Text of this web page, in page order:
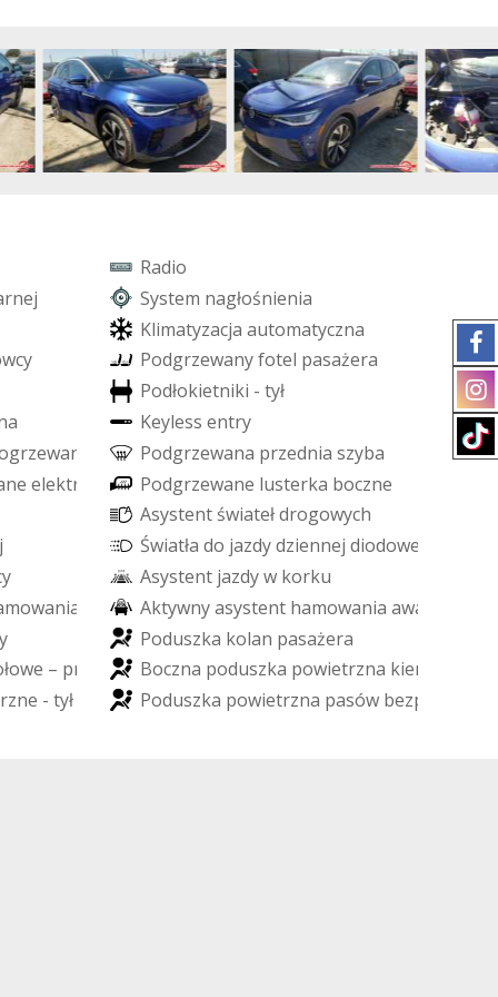
Radio
rnej System nagłośnienia
Klimatyzacja automatyczna
wcy Podgrzewany fotel pasażera
Podłokietniki - tył
a Keyless entry
grzewan Podgrzewana przednia szyba
ne elektr nie Podgrzewane lusterka boczne
Asystent świateł drogowych
j Światła do jazdy dziennej diodowe
y Asystent jazdy w korku
mowania Aktywny asystent hamowania awa
y Poduszka kolan pasażera
łowe – pr Boczna poduszka powietrzna kier
rzne - tył Poduszka powietrzna pasów bezp